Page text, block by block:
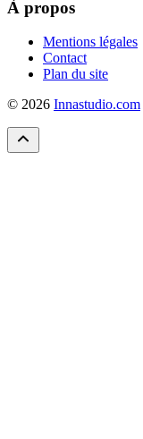
À propos
Mentions légales
Contact
Plan du site
© 2026 Innastudio.com